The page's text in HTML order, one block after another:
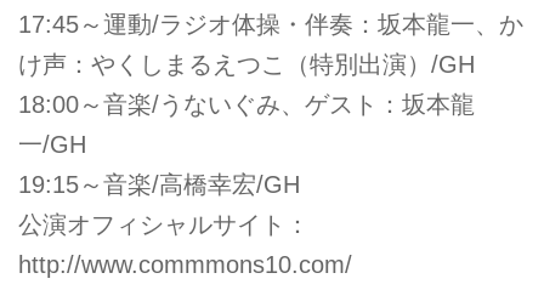
17:45～運動/ラジオ体操・伴奏：坂本龍一、か
け声：やくしまるえつこ（特別出演）/GH
18:00～音楽/うないぐみ、ゲスト：坂本龍
一/GH
19:15～音楽/高橋幸宏/GH
公演オフィシャルサイト：
http://www.commmons10.com/